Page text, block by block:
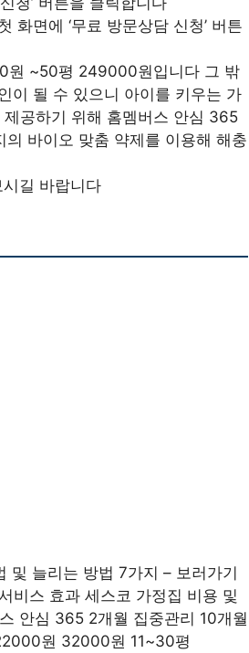
화면에 ‘무료 방문상담 신청’ 버튼
~50평 249000원입니다 그 밖
이 될 수 있으니 아이를 키우는 가
공하기 위해 홈멤버스 안심 365
바이오 맞춤 약제를 이용해 해충
길 바랍니다
및 늘리는 방법 7가지 – 보러가기
비스 효과 세스코 가정집 비용 및
안심 365 2개월 집중관리 10개월
원 32000원 11~30평